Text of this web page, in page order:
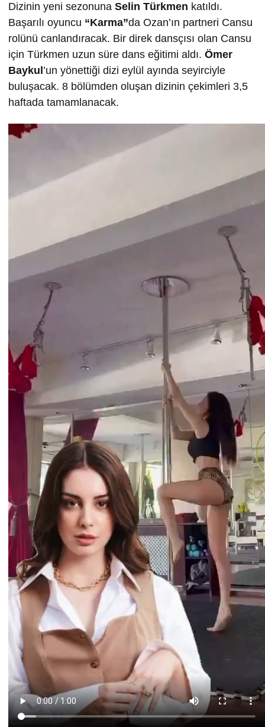
Dizinin yeni sezonuna Selin Türkmen katıldı.
Başarılı oyuncu “Karma”da Ozan’ın partneri Cansu
rolünü canlandıracak. Bir direk dansçısı olan Cansu
için Türkmen uzun süre dans eğitimi aldı. Ömer
Baykul ’un yönettiği dizi eylül ayında seyirciyle
buluşacak. 8 bölümden oluşan dizinin çekimleri 3,5
haftada tamamlanacak.